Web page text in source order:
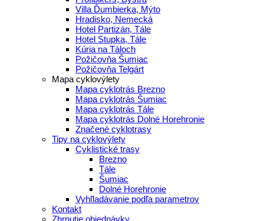
Villa Ďumbierka, Mýto
Hradisko, Nemecká
Hotel Partizán, Tále
Hotel Stupka, Tále
Kúria na Táloch
Požičovňa Šumiac
Požičovňa Telgárt
Mapa cyklovýlety
Mapa cyklotrás Brezno
Mapa cyklotrás Šumiac
Mapa cyklotrás Tále
Mapa cyklotrás Dolné Horehronie
Značené cyklotrasy
Tipy na cyklovýlety
Cyklistické trasy
Brezno
Tále
Šumiac
Dolné Horehronie
Vyhľladávanie podľa parametrov
Kontakt
Zhrnutie objednávky